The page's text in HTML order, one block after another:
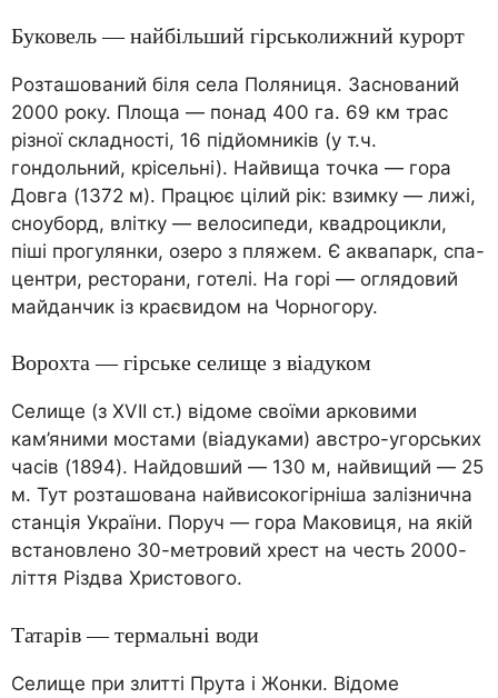
Буковель — найбільший гірськолижний курорт
Розташований біля села Поляниця. Заснований
2000 року. Площа — понад 400 га. 69 км трас
різної складності, 16 підйомників (у т.ч.
гондольний, крісельні). Найвища точка — гора
Довга (1372 м). Працює цілий рік: взимку — лижі,
сноуборд, влітку — велосипеди, квадроцикли,
піші прогулянки, озеро з пляжем. Є аквапарк, спа-
центри, ресторани, готелі. На горі — оглядовий
майданчик із краєвидом на Чорногору.
Ворохта — гірське селище з віадуком
Селище (з XVII ст.) відоме своїми арковими
кам’яними мостами (віадуками) австро-угорських
часів (1894). Найдовший — 130 м, найвищий — 25
м. Тут розташована найвисокогірніша залізнична
станція України. Поруч — гора Маковиця, на якій
встановлено 30-метровий хрест на честь 2000-
ліття Різдва Христового.
Татарів — термальні води
Селище при злитті Прута і Жонки. Відоме